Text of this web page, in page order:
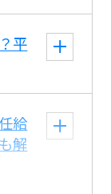
平
給
解